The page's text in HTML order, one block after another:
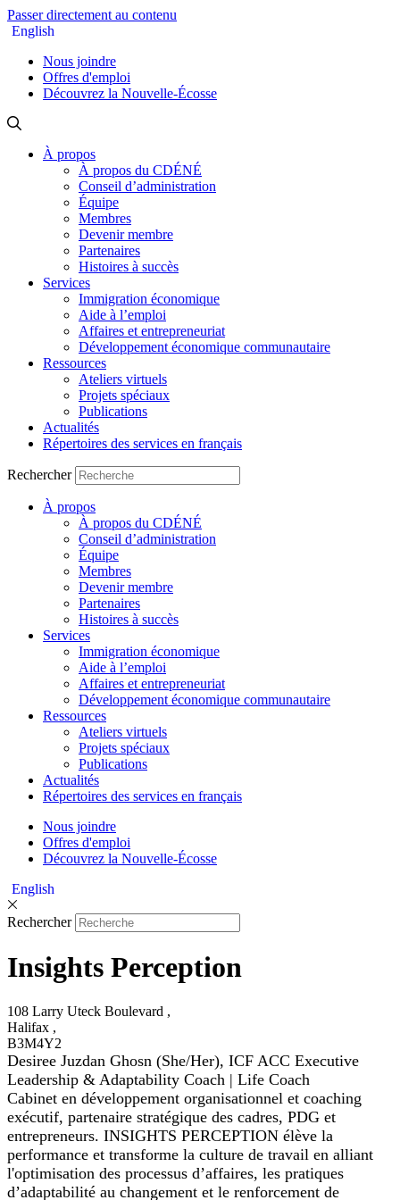
Passer directement au contenu
English
Nous joindre
Offres d'emploi
Découvrez la Nouvelle-Écosse
À propos
À propos du CDÉNÉ
Conseil d’administration
Équipe
Membres
Devenir membre
Partenaires
Histoires à succès
Services
Immigration économique
Aide à l’emploi
Affaires et entrepreneuriat
Développement économique communautaire
Ressources
Ateliers virtuels
Projets spéciaux
Publications
Actualités
Répertoires des services en français
Rechercher
À propos
À propos du CDÉNÉ
Conseil d’administration
Équipe
Membres
Devenir membre
Partenaires
Histoires à succès
Services
Immigration économique
Aide à l’emploi
Affaires et entrepreneuriat
Développement économique communautaire
Ressources
Ateliers virtuels
Projets spéciaux
Publications
Actualités
Répertoires des services en français
Nous joindre
Offres d'emploi
Découvrez la Nouvelle-Écosse
English
Rechercher
Insights Perception
108 Larry Uteck Boulevard ,
Halifax ,
B3M4Y2
Desiree Juzdan Ghosn (She/Her), ICF ACC Executive
Leadership & Adaptability Coach | Life Coach
Cabinet en développement organisationnel et coaching
exécutif, partenaire stratégique des cadres, PDG et
entrepreneurs. INSIGHTS PERCEPTION élève la
performance et transforme la culture de travail en alliant
l'optimisation des processus d’affaires, les pratiques
d’adaptabilité au changement et le renforcement de